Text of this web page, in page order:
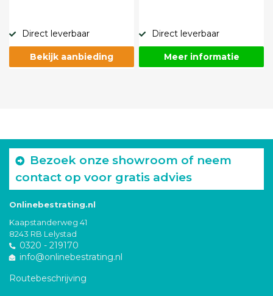
Direct leverbaar
Bekijk aanbieding
Direct leverbaar
Meer informatie
Bezoek onze showroom of neem
contact op voor gratis advies
Onlinebestrating.nl
Kaapstanderweg 41
8243 RB Lelystad
0320 - 219170
info@onlinebestrating.nl
Routebeschrijving